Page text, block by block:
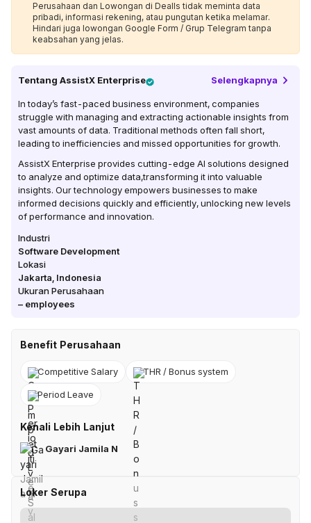
Perusahaan dan Lowongan di Dealls tidak meminta data
pribadi, informasi rekening, atau pungutan ketika melamar.
Hindari juga lowongan Google Form / Grup Telegram tanpa
keabsahan yang jelas.
Tentang AssistX Enterprise Selengkapnya
In today’s fast-paced business environment, companies
struggle with managing and extracting actionable insights from
vast amounts of data. Traditional methods often fall short,
leading to inefficiencies and missed opportunities for growth.
AssistX Enterprise provides cutting-edge AI solutions designed
to analyze and optimize data,transforming it into valuable
insights. Our technology empowers businesses to make
informed decisions quickly and efficiently, unlocking new levels
of performance and innovation.
Industri
Software Development
Lokasi
Jakarta Indonesia
Ukuran Perusahaan
– employees
Benefit Perusahaan
Competitive Salary THR / Bonus system
Period Leave
Kenali Lebih Lanjut
Gayari Jamila N
Loker Serupa